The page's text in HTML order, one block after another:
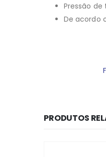
Pressão de
De acordo
PRODUTOS